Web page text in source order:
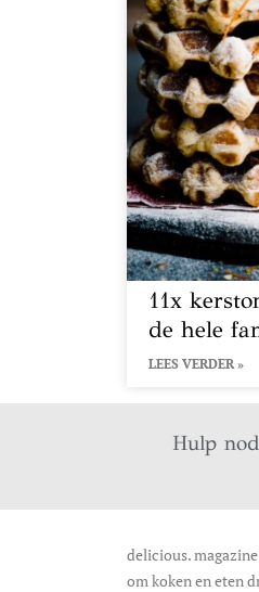
11x
de hele
LEES VERDER »
Hulp
delicious.
om koken en eten